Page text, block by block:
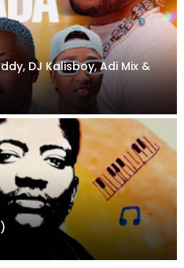
DJ Kalisboy, Adi Mix &